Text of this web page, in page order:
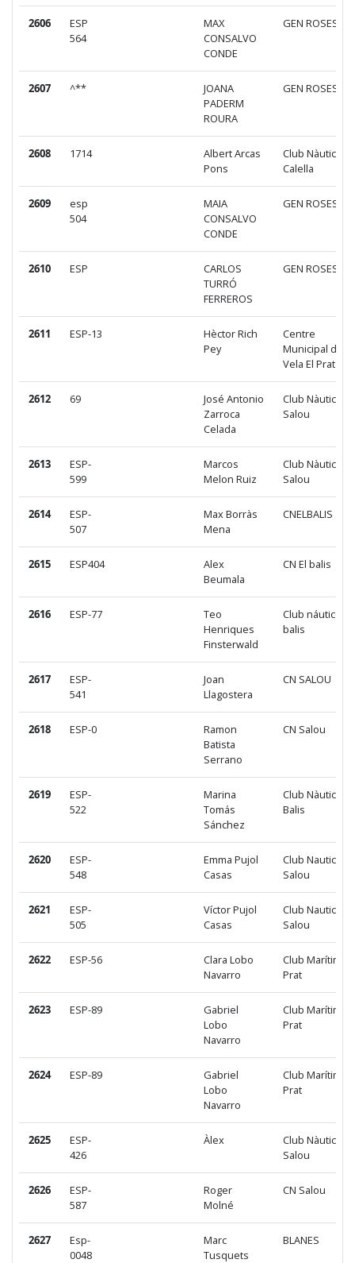
2606
ESP
564
MAX
CONSALVO
CONDE
GEN ROSES
2607 ^**
JOANA
PADERM
ROURA
GEN ROSES
2608 1714
Albert Arcas
Pons
Club Nàutic
Calella
2609
esp
504
MAIA
CONSALVO
CONDE
GEN ROSES
2610 ESP
CARLOS
TURRÓ
FERREROS
GEN ROSES
2611 ESP-13
Hèctor Rich
Pey
Centre
Municipal de
Vela El Prat
2612 69
José Antonio
Zarroca
Celada
Club Nàutic
Salou
2613
ESP-
599
Marcos
Melon Ruiz
Club Nàutic
Salou
2614
ESP-
507
Max Borràs
Mena
CNELBALIS
2615 ESP404
Alex
Beumala
CN El balis
2616 ESP-77
Teo
Henriques
Finsterwald
Club náutico el
balis
2617
ESP-
541
Joan
Llagostera
CN SALOU
2618 ESP-0
Ramon
Batista
Serrano
CN Salou
2619
ESP-
522
Marina
Tomás
Sánchez
Club Nàutic El
Balis
2620
ESP-
548
Emma Pujol
Casas
Club Nautic
Salou
2621
ESP-
505
Víctor Pujol
Casas
Club Nautic
Salou
2622 ESP-56
Clara Lobo
Navarro
Club Marítim
Prat
2623 ESP-89
Gabriel
Lobo
Navarro
Club Marítim
Prat
2624 ESP-89
Gabriel
Lobo
Navarro
Club Marítim
Prat
2625
ESP-
426
Àlex
Club Nàutic
Salou
2626
ESP-
587
Roger
Molné
CN Salou
2627
Esp-
0048
Marc
Tusquets
BLANES